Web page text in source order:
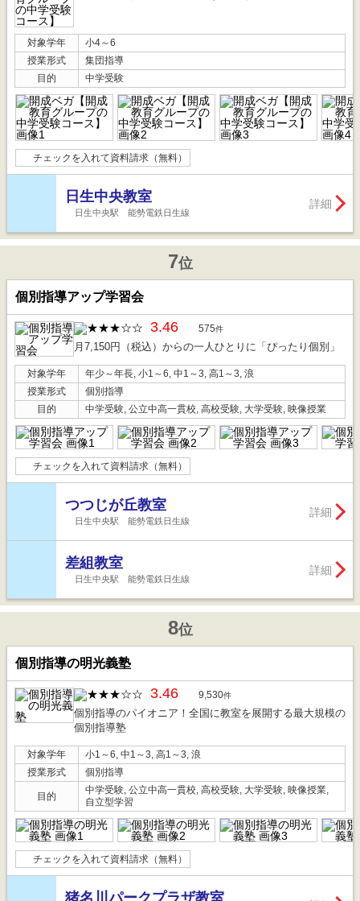
対象学年
小4～6
授業形式
集団指導
目的
中学受験
チェックを入れて資料請求（無料）
日生中央教室
日生中央駅 能勢電鉄日生線
詳細
7位
個別指導アップ学習会
3.46 575件
月7,150円（税込）からの一人ひとりに「ぴったり個別」
対象学年
年少～年長, 小1～6, 中1～3, 高1～3, 浪
授業形式
個別指導
目的
中学受験, 公立中高一貫校, 高校受験, 大学受験, 映像授業
チェックを入れて資料請求（無料）
つつじが丘教室
日生中央駅 能勢電鉄日生線
詳細
差組教室
日生中央駅 能勢電鉄日生線
詳細
8位
個別指導の明光義塾
3.46 9,530件
個別指導のパイオニア！全国に教室を展開する最大規模の
個別指導塾
対象学年
小1～6, 中1～3, 高1～3, 浪
授業形式
個別指導
目的
中学受験, 公立中高一貫校, 高校受験, 大学受験, 映像授業,
自立型学習
チェックを入れて資料請求（無料）
猪名川パークプラザ教室